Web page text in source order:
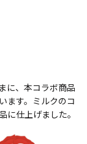
に、本コラボ商品
ます。ミルクのコ
仕上げました。